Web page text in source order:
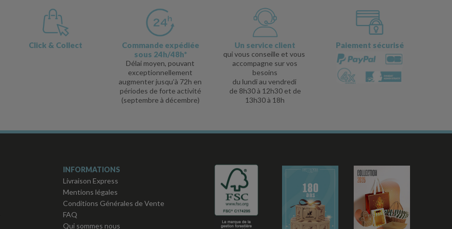
Click & Collect
Commande expédiée
sous 24h/48h*
Délai moyen, pouvant
exceptionnellement
augmenter jusqu’à 72h en
périodes de forte activité
(septembre à décembre)
Un service client
qui vous conseille et vous
accompagne sur vos
besoins
du lundi au vendredi
de 8h30 à 12h30 et de
13h30 à 18h
Paiement sécurisé
INFORMATIONS
Livraison Express
Mentions légales
Conditions Générales de Vente
FAQ
Qui sommes nous